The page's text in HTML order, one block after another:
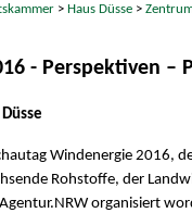
>Haus Düsse >
- Perspektiven –
Windenergie 2016,
Rohstoffe, der
organisiert